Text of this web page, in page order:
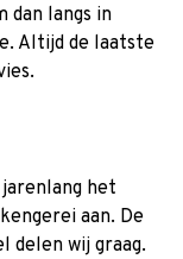
dan langs in
Altijd de laatste
het
aan. De
delen wij graag.